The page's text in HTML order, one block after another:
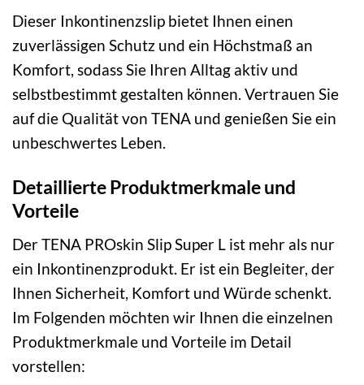
Dieser Inkontinenzslip bietet Ihnen einen
zuverlässigen Schutz und ein Höchstmaß an
Komfort, sodass Sie Ihren Alltag aktiv und
selbstbestimmt gestalten können. Vertrauen Sie
auf die Qualität von TENA und genießen Sie ein
unbeschwertes Leben.
Detaillierte Produktmerkmale und
Vorteile
Der TENA PROskin Slip Super L ist mehr als nur
ein Inkontinenzprodukt. Er ist ein Begleiter, der
Ihnen Sicherheit, Komfort und Würde schenkt.
Im Folgenden möchten wir Ihnen die einzelnen
Produktmerkmale und Vorteile im Detail
vorstellen: